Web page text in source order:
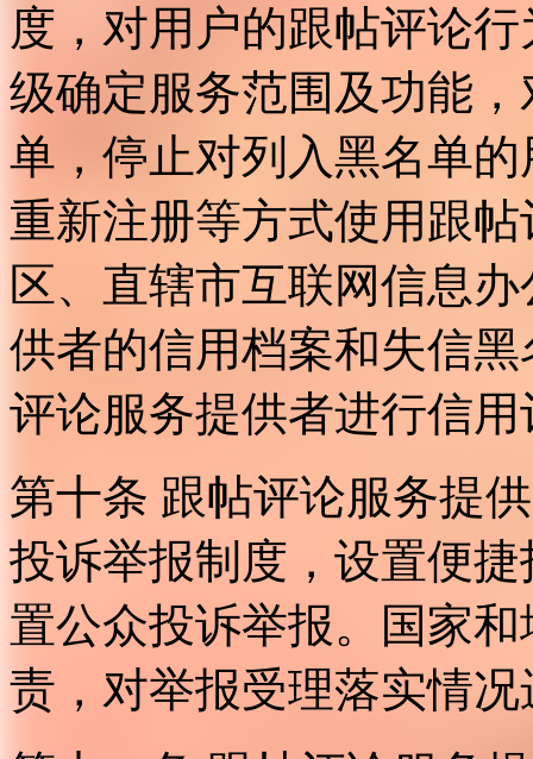
度，对用户的跟帖评论
级确定服务范围及功能
单，停止对列入黑名单
重新注册等方式使用跟
区、直辖市互联网信息
供者的信用档案和失信
评论服务提供者进行信用
第十条 跟帖评论服务提
投诉举报制度，设置便
置公众投诉举报。国家
责，对举报受理落实情